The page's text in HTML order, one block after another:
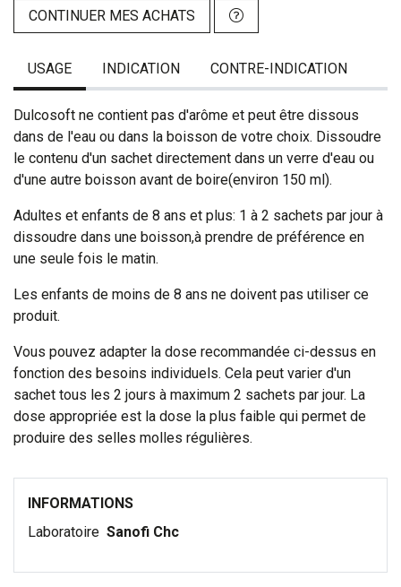
CONTINUER MES ACHATS
USAGE INDICATION CONTRE-INDICATION
Dulcosoft ne contient pas d'arôme et peut être dissous
dans de l'eau ou dans la boisson de votre choix. Dissoudre
le contenu d'un sachet directement dans un verre d'eau ou
d'une autre boisson avant de boire(environ 150 ml).
Adultes et enfants de 8 ans et plus: 1 à 2 sachets par jour à
dissoudre dans une boisson,à prendre de préférence en
une seule fois le matin.
Les enfants de moins de 8 ans ne doivent pas utiliser ce
produit.
Vous pouvez adapter la dose recommandée ci-dessus en
fonction des besoins individuels. Cela peut varier d'un
sachet tous les 2 jours à maximum 2 sachets par jour. La
dose appropriée est la dose la plus faible qui permet de
produire des selles molles régulières.
INFORMATIONS
Laboratoire Sanofi Chc